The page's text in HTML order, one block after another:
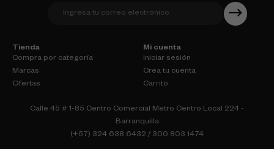
Tienda
Compra por categoría
Marcas
Ofertas
Mi cuenta
Iniciar sesión
Crea tu cuenta
Carrito
Calle 45 # 1-85 Centro Comercial Metro Centro Local 224 -
Barranquilla
(+57) 324 638 6432 / 300 803 1474